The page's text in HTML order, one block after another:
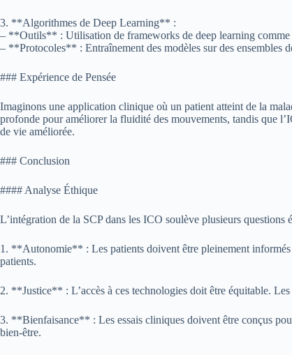
3. **Algorithmes de Deep Learning** :
– **Outils** : Utilisation de frameworks de deep learning comme
– **Protocoles** : Entraînement des modèles sur des ensembles
### Expérience de Pensée
Imaginons une application clinique où un patient atteint de la
profonde pour améliorer la fluidité des mouvements, tandis que
de vie améliorée.
### Conclusion
#### Analyse Éthique
L’intégration de la SCP dans les ICO soulève plusieurs questions
1. **Autonomie** : Les patients doivent être pleinement informés
patients.
2. **Justice** : L’accès à ces technologies doit être équitable.
3. **Bienfaisance** : Les essais cliniques doivent être conçus
bien-être.